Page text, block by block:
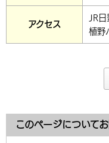
アクセス
JR
植野
このページについて